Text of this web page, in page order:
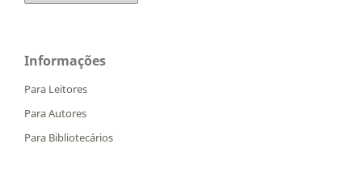
Informações
Para Leitores
Para Autores
Para Bibliotecários